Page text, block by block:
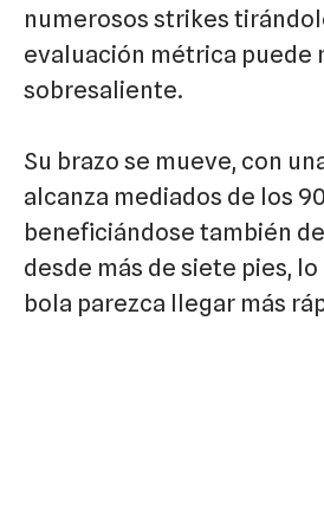
numerosos strikes
evaluación métrica puede
sobresaliente.
Su brazo se mueve, con
alcanza mediados de los
beneficiándose también
desde más de siete pies,
bola parezca llegar más